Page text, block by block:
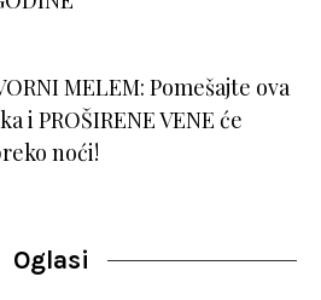
MELEM: Pomešajte ova
i PROŠIRENE VENE će
noći!
Oglasi